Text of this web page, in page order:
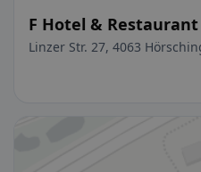
F Hotel & Restaurant
Linzer Str. 27, 4063